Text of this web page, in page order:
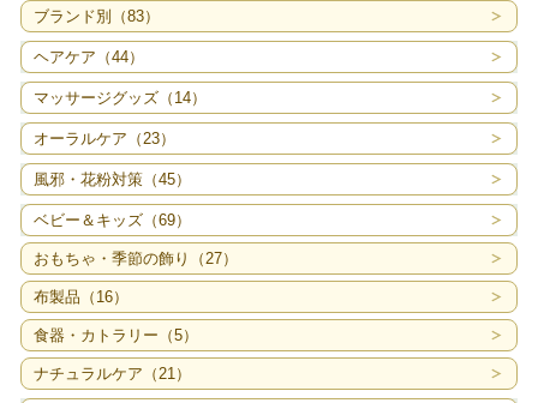
ブランド別（83）
ヘアケア（44）
マッサージグッズ（14）
オーラルケア（23）
風邪・花粉対策（45）
ベビー＆キッズ（69）
おもちゃ・季節の飾り（27）
布製品（16）
食器・カトラリー（5）
ナチュラルケア（21）